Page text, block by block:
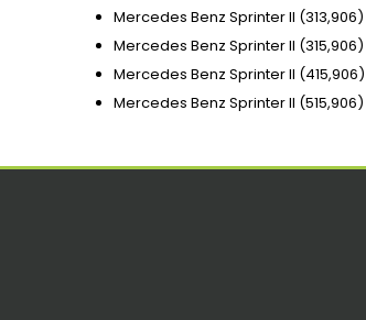
Mercedes Benz Sprinter II
Mercedes Benz Sprinter II
Mercedes Benz Sprinter II
Mercedes Benz Sprinter II